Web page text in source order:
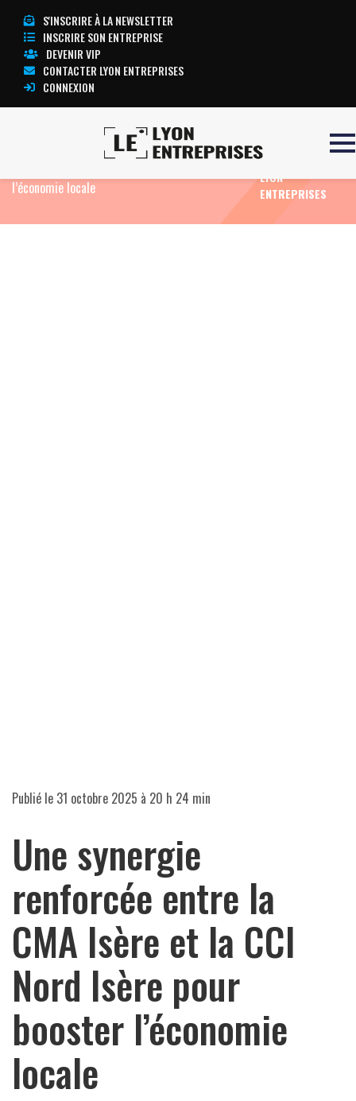
S'INSCRIRE À LA NEWSLETTER
INSCRIRE SON ENTREPRISE
DEVENIR VIP
CONTACTER LYON ENTREPRISES
CONNEXION
Une synergie renforcée entre
l’économie locale
TOUTE
L’ACTUALITÉ
LYON
ENTREPRISES
Publié le 31 octobre 2025 à 20 h 24 min
Une synergie
renforcée entre la
CMA Isère et la CCI
Nord Isère pour
booster l’économie
locale